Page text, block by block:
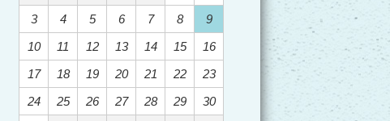
3
4 5 6 7 8
9
10
11 12 13 14 15
16
17
18 19 20 21 22
23
24
25 26 27 28 29
30